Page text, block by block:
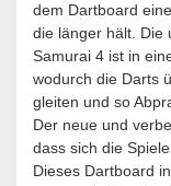
dem Dartboard
die länger hält. Die
Samurai 4 ist in
wodurch die Darts
gleiten und so
Der neue und
dass sich die
Dieses Dartboard